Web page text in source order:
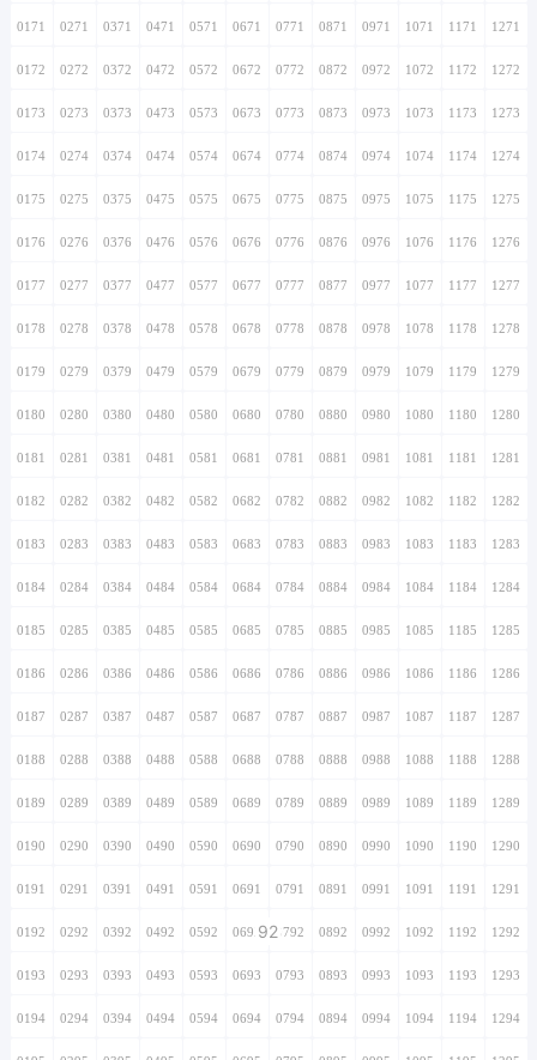
0171 0271 0371 0471 0571 0671 0771 0871 0971 1071 1171 1271
0172 0272 0372 0472 0572 0672 0772 0872 0972 1072 1172 1272
0173 0273 0373 0473 0573 0673 0773 0873 0973 1073 1173 1273
0174 0274 0374 0474 0574 0674 0774 0874 0974 1074 1174 1274
0175 0275 0375 0475 0575 0675 0775 0875 0975 1075 1175 1275
0176 0276 0376 0476 0576 0676 0776 0876 0976 1076 1176 1276
0177 0277 0377 0477 0577 0677 0777 0877 0977 1077 1177 1277
0178 0278 0378 0478 0578 0678 0778 0878 0978 1078 1178 1278
0179 0279 0379 0479 0579 0679 0779 0879 0979 1079 1179 1279
0180 0280 0380 0480 0580 0680 0780 0880 0980 1080 1180 1280
0181 0281 0381 0481 0581 0681 0781 0881 0981 1081 1181 1281
0182 0282 0382 0482 0582 0682 0782 0882 0982 1082 1182 1282
0183 0283 0383 0483 0583 0683 0783 0883 0983 1083 1183 1283
0184 0284 0384 0484 0584 0684 0784 0884 0984 1084 1184 1284
0185 0285 0385 0485 0585 0685 0785 0885 0985 1085 1185 1285
0186 0286 0386 0486 0586 0686 0786 0886 0986 1086 1186 1286
0187 0287 0387 0487 0587 0687 0787 0887 0987 1087 1187 1287
0188 0288 0388 0488 0588 0688 0788 0888 0988 1088 1188 1288
0189 0289 0389 0489 0589 0689 0789 0889 0989 1089 1189 1289
0190 0290 0390 0490 0590 0690 0790 0890 0990 1090 1190 1290
0191 0291 0391 0491 0591 0691 0791 0891 0991 1091 1191 1291
0192 0292 0392 0492 0592 0692920792 0892 0992 1092 1192 1292
0193 0293 0393 0493 0593 0693 0793 0893 0993 1093 1193 1293
0194 0294 0394 0494 0594 0694 0794 0894 0994 1094 1194 1294